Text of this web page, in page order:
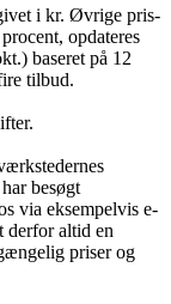
i kr. Øvrige pris-
opdateres
baseret på 12
tilbud.
besøgt
via eksempelvis e-
derfor altid en
priser og